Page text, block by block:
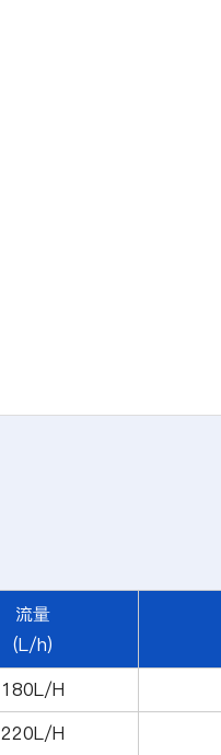
流量
(L/h)
180L/H
220L/H